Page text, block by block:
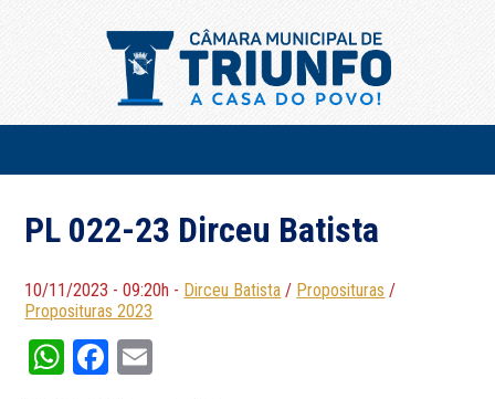
PL 022-23 Dirceu Batista
10/11/2023 - 09:20h - Dirceu Batista / Proposituras /
Proposituras 2023
WhatsApp
Facebook